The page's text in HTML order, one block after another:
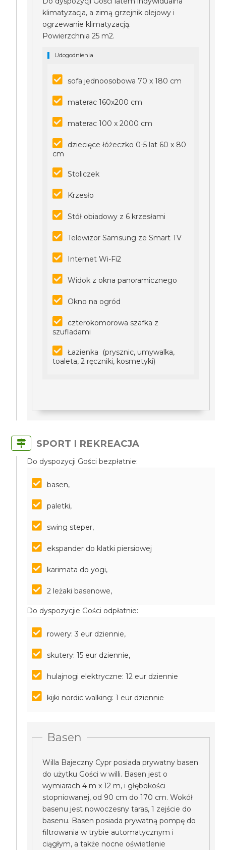
klimatyzacja, a zimą grzejnik olejowy i
ogrzewanie klimatyzacją.
Powierzchnia 25 m2.
Udogodnienia
sofa jednoosobowa 70 x 180 cm
materac 160x200 cm
materac 100 x 2000 cm
dziecięce łóżeczko 0-5 lat 60 x 80
cm
Stoliczek
Krzesło
Stół obiadowy z 6 krzesłami
Telewizor Samsung ze Smart TV
Internet Wi-Fi2
Widok z okna panoramicznego
Okno na ogród
czterokomorowa szafka z
szufladami
Łazienka (prysznic, umywalka,
toaleta, 2 ręczniki, kosmetyki)
SPORT I REKREACJA
Do dyspozycji Gości bezpłatnie:
basen,
paletki,
swing steper,
ekspander do klatki piersiowej
karimata do yogi,
2 leżaki basenowe,
Do dyspozycjie Gości odpłatnie:
rowery: 3 eur dziennie,
skutery: 15 eur dziennie,
hulajnogi elektryczne: 12 eur dziennie
kijki nordic walking: 1 eur dziennie
Basen
Willa Bajeczny Cypr posiada prywatny basen
do użytku Gości w willi. Basen jest o
wymiarach 4 m x 12 m, i głębokości
stopniowanej, od 90 cm do 170 cm. Wokół
basenu jest nowoczesny taras, 1 zejście do
basenu. Basen posiada prywatną pompę do
filtrowania w trybie automatycznym i
ciągłym, a także nocne oświetlenie